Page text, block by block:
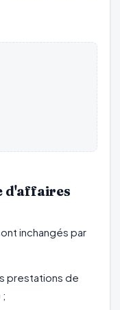
d'affaires
inchangés par
prestations de